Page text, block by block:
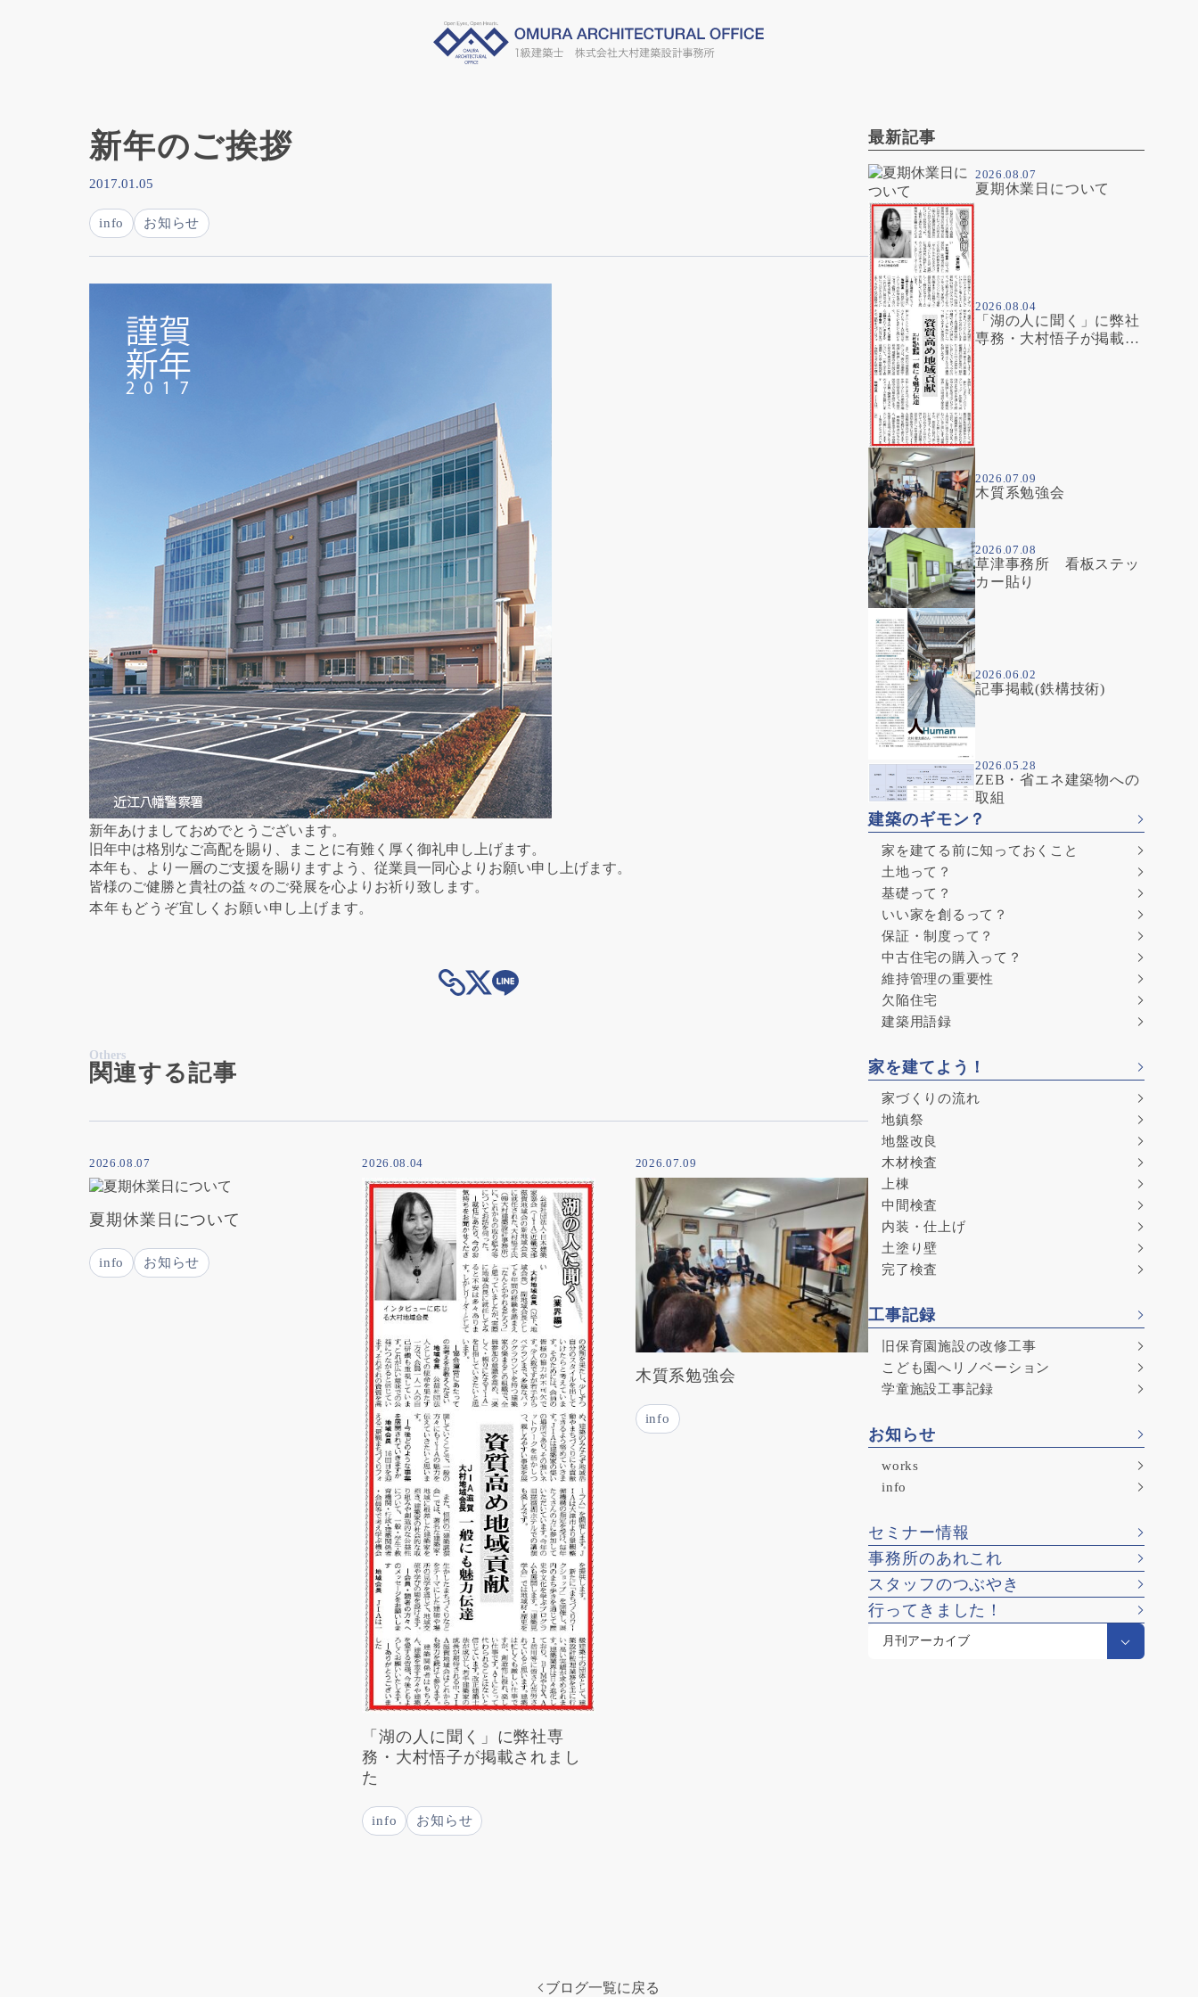
新年のご挨拶
2017.01.05
info お知らせ
新年あけましておめでとうございます。
旧年中は格別なご高配を賜り、まことに有難く厚く御礼申し上げます。
本年も、より一層のご支援を賜りますよう、従業員一同心よりお願い申し上げます。
皆様のご健勝と貴社の益々のご発展を心よりお祈り致します。
本年もどうぞ宜しくお願い申し上げます。
Others
関連する記事
2026.08.07
夏期休業日について
info お知らせ
2026.08.04
「湖の人に聞く」に弊社専
務・大村悟子が掲載されまし
た
info お知らせ
2026.07.09
木質系勉強会
info
最新記事
2026.08.07
夏期休業日について
2026.08.04
「湖の人に聞く」に弊社
専務・大村悟子が掲載さ
2026.07.09
木質系勉強会
2026.07.08
草津事務所 看板ステッ
カー貼り
2026.06.02
記事掲載(鉄構技術)
2026.05.28
ZEB・省エネ建築物への
取組
建築のギモン？
家を建てる前に知っておくこと
土地って？
基礎って？
いい家を創るって？
保証・制度って？
中古住宅の購入って？
維持管理の重要性
欠陥住宅
建築用語録
家を建てよう！
家づくりの流れ
地鎮祭
地盤改良
木材検査
上棟
中間検査
内装・仕上げ
土塗り壁
完了検査
工事記録
旧保育園施設の改修工事
こども園へリノベーション
学童施設工事記録
お知らせ
works
info
セミナー情報
事務所のあれこれ
スタッフのつぶやき
行ってきました！
ブログ一覧に戻る